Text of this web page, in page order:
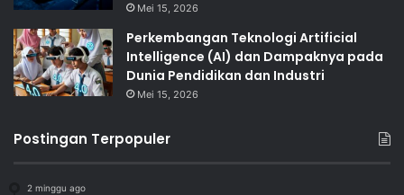
Mei 15, 2026
Perkembangan Teknologi Artificial
Intelligence (AI) dan Dampaknya pada
Dunia Pendidikan dan Industri
Mei 15, 2026
Postingan Terpopuler
2 minggu ago